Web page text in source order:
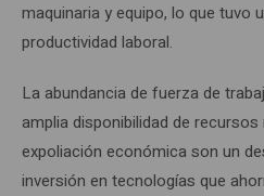
maquinaria y equipo, lo que tuvo
productividad laboral.
La abundancia de fuerza de
amplia disponibilidad de
expoliación económica son un
inversión en tecnologías que